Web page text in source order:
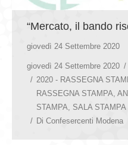
“Mercato, il bando
giovedì 24 Settembre 2020
giovedì 24 Settembre 2020
2020 - RASSEGNA
RASSEGNA STAMPA
STAMPA
SALA STAMPA
Di Confesercenti Modena